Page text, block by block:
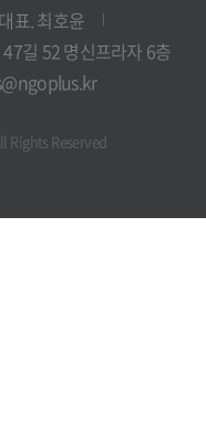
대표. 최호윤
길 52 명신프라자 6층
Rights Reserved